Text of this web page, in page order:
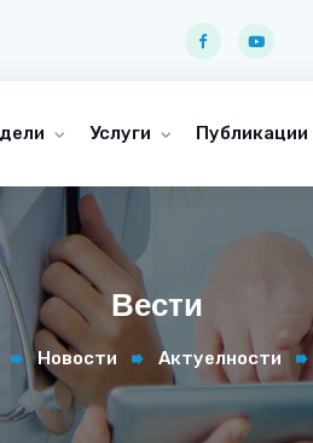
Услуги Публикации
Вести
Новости Актуелности